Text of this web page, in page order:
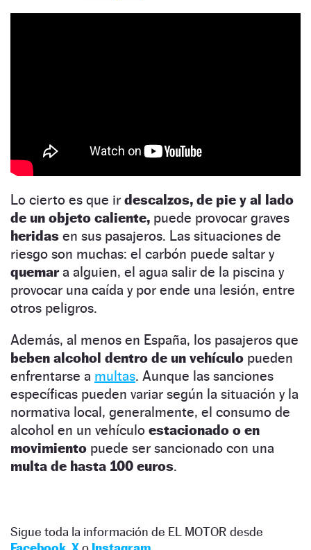
Lo cierto es que ir descalzos, de pie y al lado
de un objeto caliente, puede provocar graves
heridas en sus pasajeros. Las situaciones de
riesgo son muchas: el carbón puede saltar y
quemara alguien, el agua salir de la piscina y
provocar una caída y por ende una lesión, entre
otros peligros.
Además, al menos en España, los pasajeros que
beben alcohol dentro de un vehículo pueden
enfrentarse a multas. Aunque las sanciones
específicas pueden variar según la situación y la
normativa local, generalmente, el consumo de
alcohol en un vehículo estacionado o en
movimiento puede ser sancionado con una
multa de hasta 100 euros.
Sigue toda la información de EL MOTOR desde